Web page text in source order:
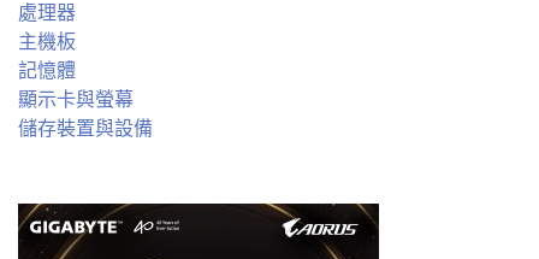
處理器
主機板
記憶體
顯示卡與螢幕
儲存裝置與設備